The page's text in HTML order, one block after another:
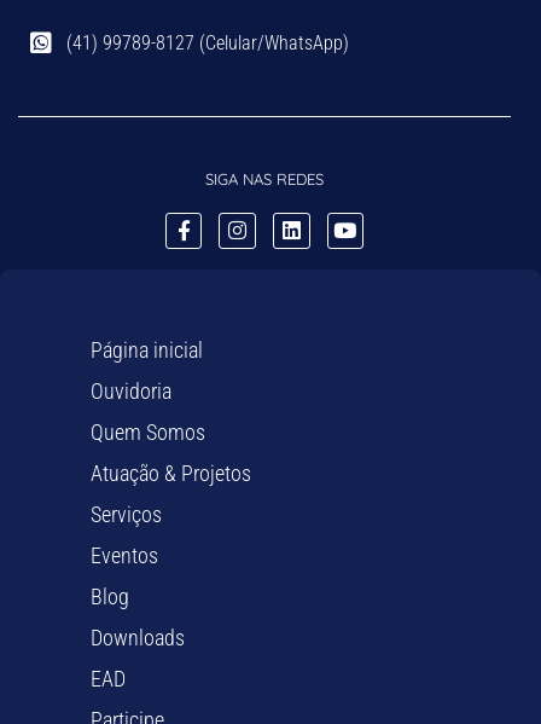
(41) 99789-8127 (Celular/WhatsApp)
SIGA NAS REDES
Página inicial
Ouvidoria
Quem Somos
Atuação & Projetos
Serviços
Eventos
Blog
Downloads
EAD